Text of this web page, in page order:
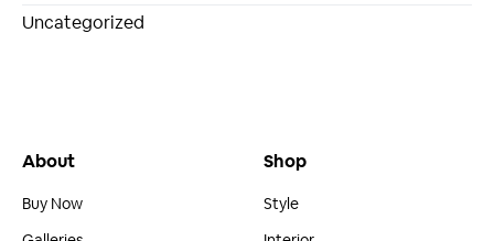
Uncategorized
About
Buy Now
Shop
Style